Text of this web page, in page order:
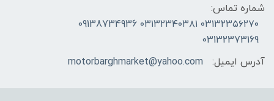
شماره تماس:
۰۳۱۳۲۳۵۶۲۷۰ ۰۳۱۳۲۳۴۰۳۸۱ 09138734936
03132373169
آدرس ایمیل:
motorbarghmarket@yahoo.com